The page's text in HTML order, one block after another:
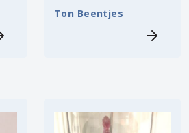
Ton Beentjes